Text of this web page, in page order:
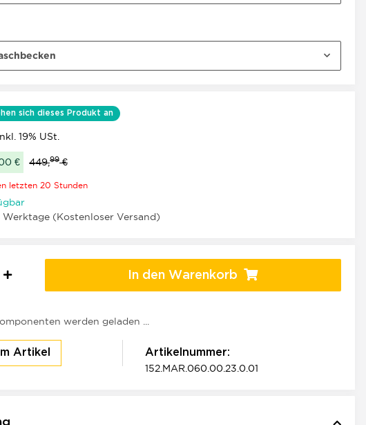
sich dieses Produkt an
19% USt.
€ 449,99€
letzten 20 Stunden
Werktage (Kostenloser Versand)
In den Warenkorb
werden geladen ...
Artikel Artikelnummer:
152.MAR.060.00.23.0.01